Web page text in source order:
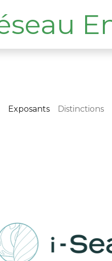
Exposants Distinctions